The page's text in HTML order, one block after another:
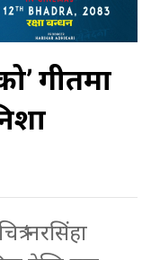
गीतमा
‘नरसिंहा